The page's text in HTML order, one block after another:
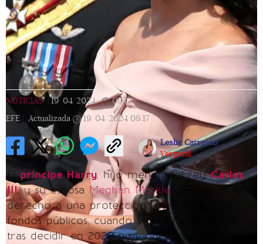
NOTICIAS 19/04/2024 | 08:17 |
EFE |
Actualizada 19/04/2024 08:17
Leslie Carrasco
Ver perfil
Elpríncipe Harry, hijo menor del reyCarlos
III, y su esposa Meghan Markle,
derecho a una protección sistemática, con
fondos públicos, cuando visiten Reino Unido,
tras decidir en 2020 poner fin a sus funciones